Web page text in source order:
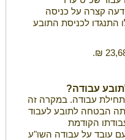
קצרה על כניסה
התנגדו לכניסת התובע
עבודה?
תחילת עבודה. במקרה זה
הבטחה לתובע לעבוד
הקודמת
עובד על עבודה השו"ע